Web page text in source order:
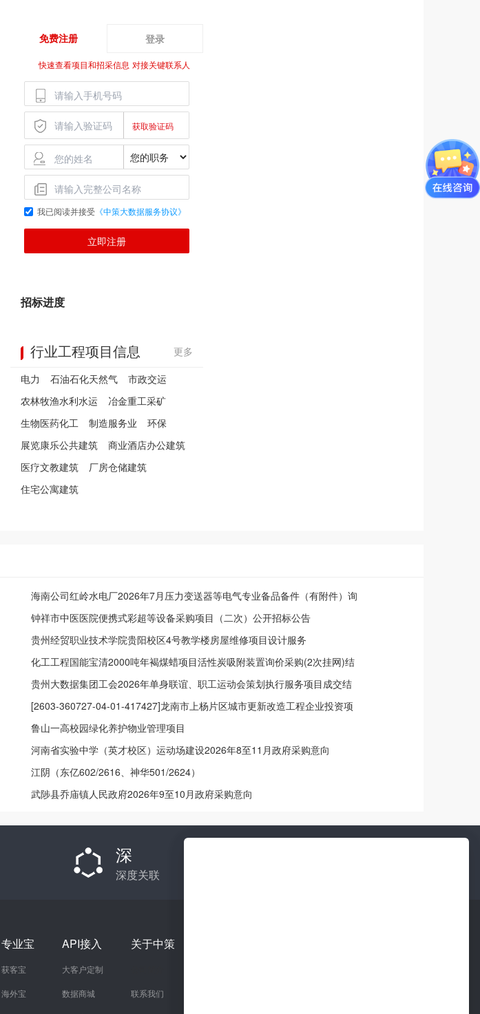
免费注册 登录
快速查看项目和招采信息 对接关键联系人
我已阅读并接受 《中策大数据服务协议》
立即注册
招标进度
行业工程项目信息
更多
电力
石油石化天然气
市政交运
农林牧渔水利水运
冶金重工采矿
生物医药化工
制造服务业
环保
展览康乐公共建筑
商业酒店办公建筑
医疗文教建筑
厂房仓储建筑
住宅公寓建筑
海南公司红岭水电厂2026年7月压力变送器等电气专业备品备件（有附件）询
价采购结果公告
钟祥市中医医院便携式彩超等设备采购项目（二次）公开招标公告
贵州经贸职业技术学院贵阳校区4号教学楼房屋维修项目设计服务
化工工程国能宝清2000吨年褐煤蜡项目活性炭吸附装置询价采购(2次挂网)结
果公告
贵州大数据集团工会2026年单身联谊、职工运动会策划执行服务项目成交结
果公示
[2603-360727-04-01-417427]龙南市上杨片区城市更新改造工程企业投资项
目备案
鲁山一高校园绿化养护物业管理项目
河南省实验中学（英才校区）运动场建设2026年8至11月政府采购意向
江阴（东亿602/2616、神华501/2624）
武陟县乔庙镇人民政府2026年9至10月政府采购意向
深
深度关联
专业宝
获客宝
海外宝
API接入
大客户定制
数据商城
关于中策
联系我们